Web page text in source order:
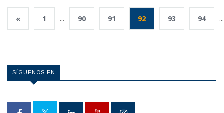
« 1 ... 90 91 92 93 94 ...
SÍGUENOS EN